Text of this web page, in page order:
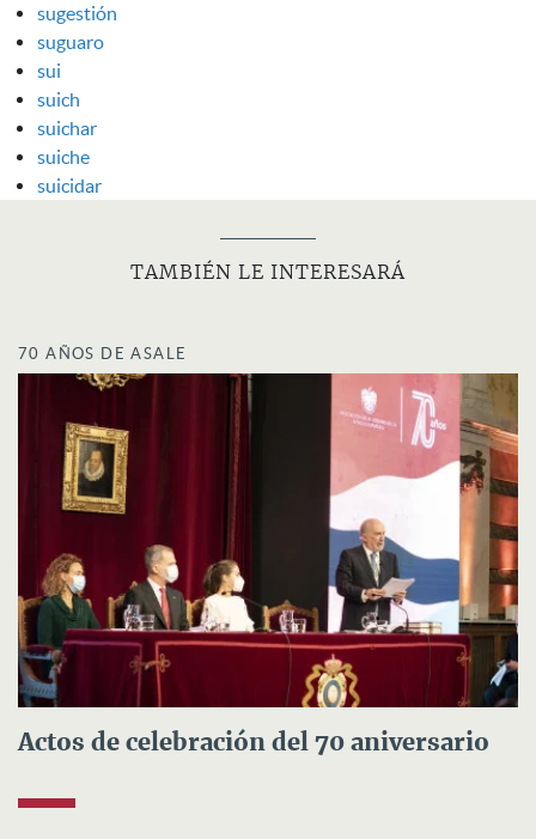
sugestión
suguaro
sui
suich
suichar
suiche
suicidar
TAMBIÉN LE INTERESARÁ
70 AÑOS DE ASALE
Actos de celebración del 70 aniversario